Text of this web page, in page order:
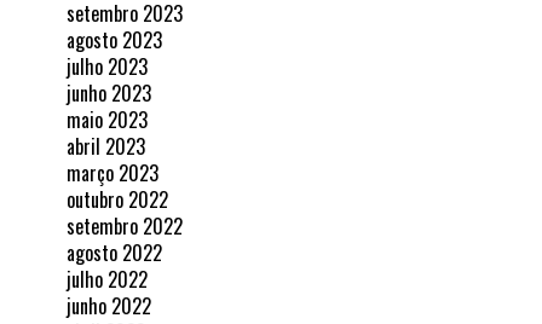
setembro 2023
agosto 2023
julho 2023
junho 2023
maio 2023
abril 2023
março 2023
outubro 2022
setembro 2022
agosto 2022
julho 2022
junho 2022